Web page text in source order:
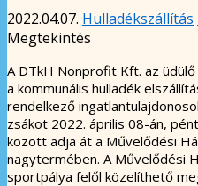
2022.04.07. Hulladékszállítás
Megtekintés
A DTkH Nonprofit Kft. az
a kommunális hulladék
rendelkező
zsákot 2022. április 08-án,
között adja át a Művelődési
nagytermében. A Művelődési
sportpálya felől közelíthető